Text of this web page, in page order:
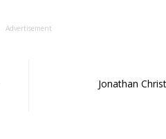
Advertisement
Jonathan